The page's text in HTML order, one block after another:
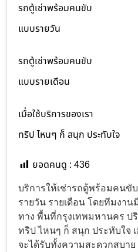
รถตู้เช่าพร้อมคนขับ
แบบรายวัน
รถตู้เช่าพร้อมคนขับ
แบบรายเดือน
เมื่อใช้บริการของเรา
ทริป ไหนๆ ก็ สนุก ประทับใจ
ยอดคนดู : 436
บริการให้เช่ารถตู้พร้อมคนขั
รายวัน รายเดือน โดยทีมงา
ทาง พื้นที่กรุงเทพมหานคร ป
ทริป ไหนๆ ก็ สนุก ประทับใจ
จะได้รับทั้งความสะดวกสบา